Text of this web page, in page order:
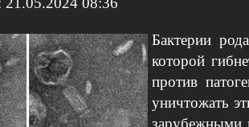
Бактерии
которой
против
уничтожать
зарубежными